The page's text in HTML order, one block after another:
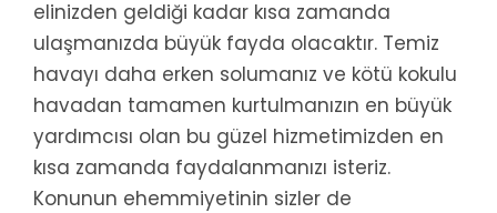
elinizden geldiği kadar kısa zamanda
ulaşmanızda büyük fayda olacaktır. Temiz
havayı daha erken solumanız ve kötü kokulu
havadan tamamen kurtulmanızın en büyük
yardımcısı olan bu güzel hizmetimizden en
kısa zamanda faydalanmanızı isteriz.
Konunun ehemmiyetinin sizler de